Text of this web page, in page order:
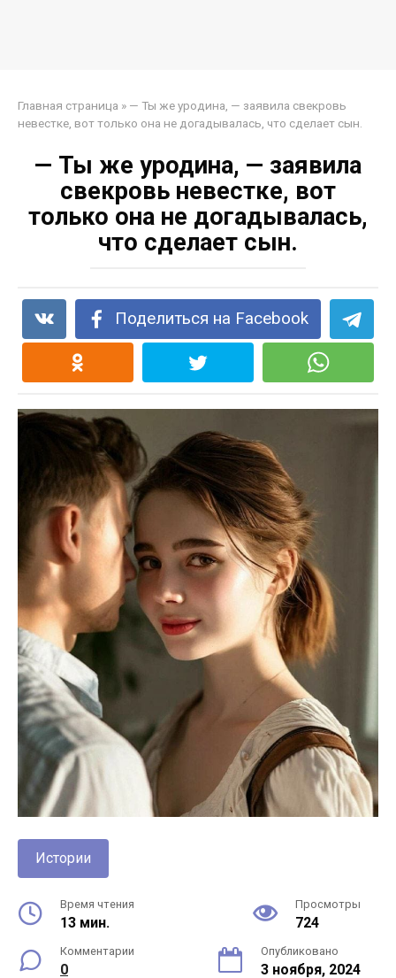
Главная страница » — Ты же уродина, — заявила свекровь
невестке, вот только она не догадывалась, что сделает сын.
— Ты же уродина, — заявила
свекровь невестке, вот
только она не догадывалась,
что сделает сын.
Поделиться на Facebook
Истории
Время чтения
13 мин.
Просмотры
724
Комментарии
0
Опубликовано
3 ноября, 2024